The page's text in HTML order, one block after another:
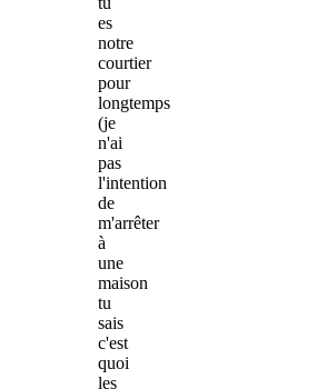
es
notre
courtier
pour
longtemps
(je
n'ai
pas
l'intention
de
m'arrêter
à
une
maison
tu
sais
c'est
quoi
les